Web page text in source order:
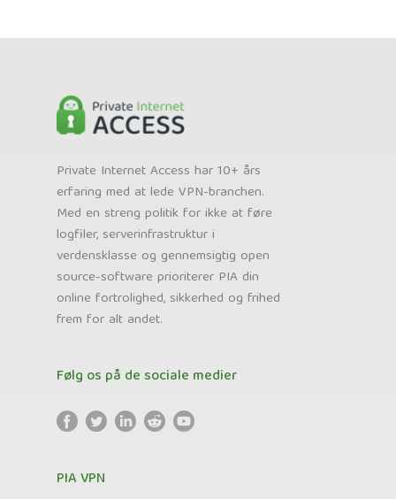
Private Internet Access har 10+ års
erfaring med at lede VPN-branchen.
Med en streng politik for ikke at føre
logfiler, serverinfrastruktur i
verdensklasse og gennemsigtig open
source-software prioriterer PIA din
online fortrolighed, sikkerhed og frihed
frem for alt andet.
Følg os på de sociale medier
PIA VPN